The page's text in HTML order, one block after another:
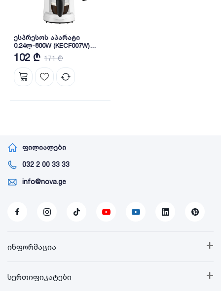
ესპრესოს აპარატი
0.24ლ-800W (KECF007W)
Decakila
102 ₾ 171 ₾
ფილიალები
032 2 00 33 33
info@nova.ge
+
ინფორმაცია
+
სერთიფიკატები